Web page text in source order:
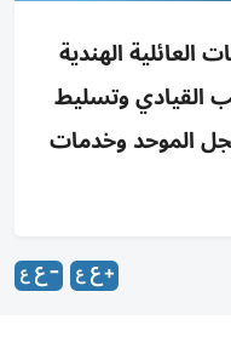
الهندية
القيادي وتسليط
2022 والسجل الموحد وخدمات